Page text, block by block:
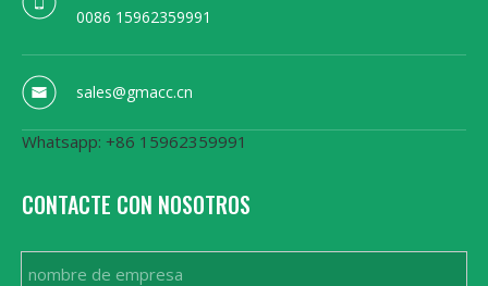
0086 15962359991
sales@gmacc.cn
Whatsapp: +86 15962359991
CONTACTE CON NOSOTROS